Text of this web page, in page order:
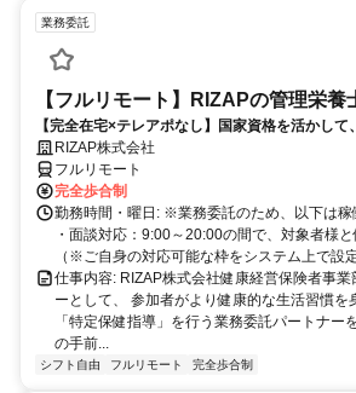
業務委託
【フルリモート】RIZAPの管理栄養
【完全在宅×テレアポなし】国家資格を活かし
う一つの安心」を。主婦・Wワーカー活躍中！「
方以降の数時間だけ」など、生活リズムに合わせ
す。1件ごとの成果報酬型だから、頑張った分だ
に。充実のサポート体制で、安心の在宅ワークを
RIZAP株式会社
フルリモート
完全歩合制
勤務時間・曜日: ※業務委託のため、以下は稼
・面談対応：9:00～20:00の間で、対象者様
（※ご自身の対応可能な枠をシステム上で設
仕事内容: RIZAP株式会社健康経営保険者事
ーとして、 参加者がより健康的な生活習慣を
「特定保健指導」を行う業務委託パートナー
の手前...
シフト自由 フルリモート 完全歩合制